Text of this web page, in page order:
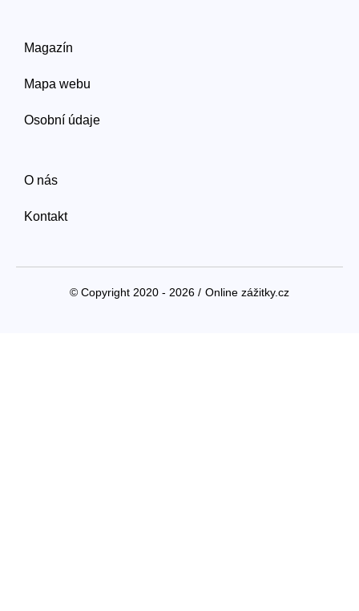
Magazín
Mapa webu
Osobní údaje
O nás
Kontakt
© Copyright 2020 - 2026 / Online zážitky.cz